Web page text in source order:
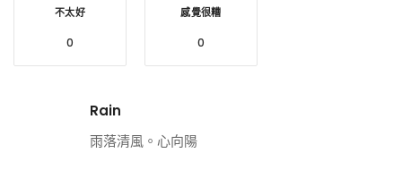
不太好
0
感覺很糟
0
Rain
雨落清風。心向陽